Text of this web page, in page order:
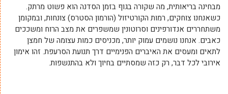
מבחינה בריאותית, מה שקורה בגוף בזמן הסדנה הוא פשוט מרתק.
כשאנחנו צוחקים, רמות הקורטיזול (הורמון הסטרס) צונחות, ובמקומן
משתחררים אנדורפינים וסרוטונין שמשפרים את מצב הרוח ומשככים
כאבים. אנחנו נושמים עמוק יותר, מכניסים כמות עצומה של חמצן
לתאים ומעסים את האיברים הפנימיים דרך תנועת הסרעפת. זהו אימון
אירובי לכל דבר, רק כזה שמסתיים בחיוך ולא בהתנשפות.